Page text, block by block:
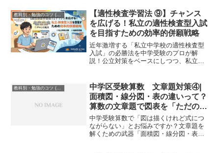
の教材を使いこなし、満点答案を作るた
めのプロの添削視点を伝授します。
教科別・勉強のコツ (Study Method)
【適性検査学習法 ⑨】チャンス
を広げる！私立の適性検査型入試
を目指すための効率的併願戦略
近年激増する「私立中学校の適性検査型
入試」の必勝法を中学受験のプロが解
説！公立対策をベースにしつつ、私立合
願戦略、Soleado-primoの完全個別指導の
強みまで。
中学区受験算数 文章題対策④|
面積図・線分図・表の違いって？
算数の文章題で図表を「ただの飾
り」にしない方法
中学受験算数で「図は描くけれど式につ
ながらない」とお悩みですか？文章題を
解くための武器「面積図・線分図・表」